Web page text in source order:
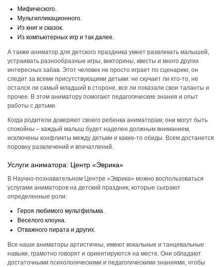
Мифического.
Мультипликационного.
Из книг и сказок.
Из компьютерных игр и так далее.
А также аниматор​ для детского праздника умеет развлекать малышей,
устраивать разнообразные игры, викторины, квесты и много других
интересных забав. Этот человек не просто играет по сценарию, он
следит за всеми присутствующими детьми: не скучает ли кто-то, не
остался ли самый младший в стороне, все ли показали свои таланты и
прочее. В этом аниматору помогают педагогические знания и опыт
работы с детьми.
Когда родители доверяют своего ребенка аниматорам, они могут быть
спокойны – каждый малыш будет наделен должным вниманием,
исключены конфликты между детьми и какие-то обиды. Всем достанется
поровну развлечений и впечатлений.
Услуги аниматора: Центр «​Эврика​»
В Научно-познавательном Центре​ «​Эврика​» можно воспользоваться
услугами аниматоров на детский праздник, которые сыграют
определенные роли​:
Героя​ любимого мультфильма​.
Веселого клоуна.
Отважного пирата и других.
Все наши аниматоры артистичны, имеют вокальные и танцевальные
навыки, грамотно говорят и ориентируются на месте. Они обладают
достаточными психологическими и педагогическими знаниями, чтобы